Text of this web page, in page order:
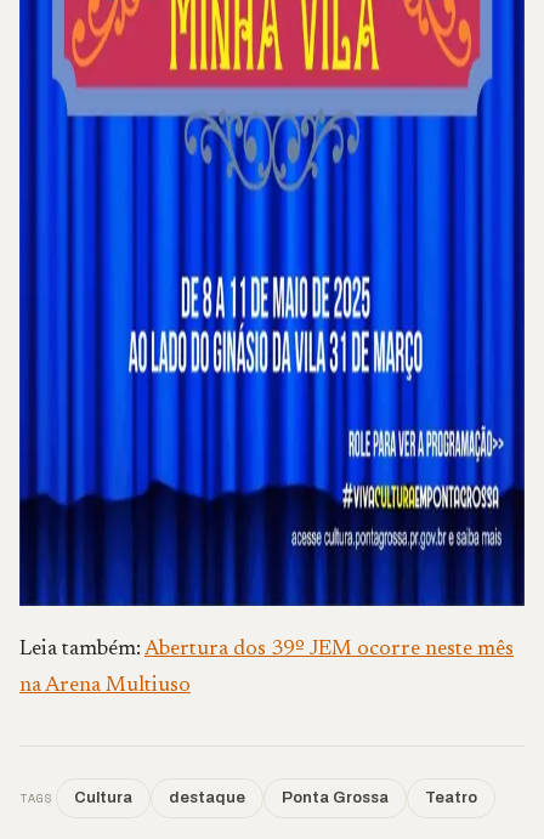
Leia também: Abertura dos 39º JEM ocorre neste mês
na Arena Multiuso
TAGS Cultura destaque Ponta Grossa Teatro